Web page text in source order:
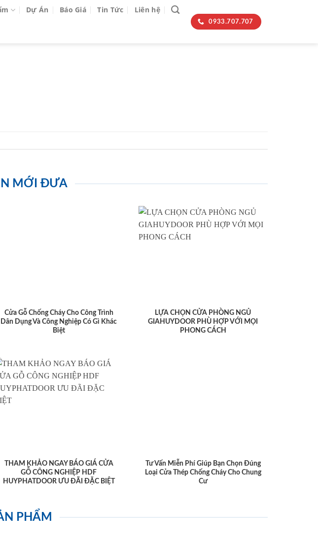
Dự Án Báo Giá Tin Tức Liên hệ
0933.707.707
MỚI ĐƯA
Cửa Gỗ Chống Cháy Cho Công Trình
Dân Dụng Và Công Nghiệp Có Gì Khác
Biệt
LỰA CHỌN CỬA PHÒNG NGỦ
GIAHUYDOOR PHÙ HỢP VỚI MỌI
PHONG CÁCH
THAM KHẢO NGAY BÁO GIÁ CỬA
GỖ CÔNG NGHIỆP HDF
HUYPHATDOOR ƯU ĐÃI ĐẶC BIỆT
Tư Vấn Miễn Phí Giúp Bạn Chọn Đúng
Loại Cửa Thép Chống Cháy Cho Chung
Cư
PHẨM